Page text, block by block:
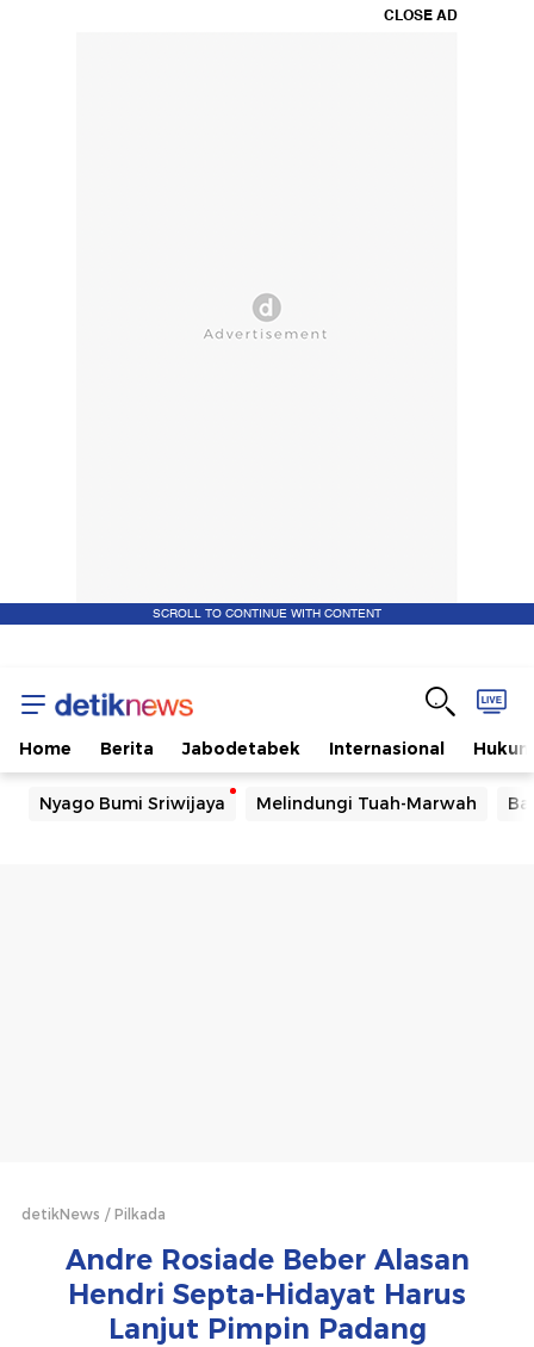
CLOSE AD
SCROLL TO CONTINUE WITH CONTENT
Home Berita Jabodetabek Internasional Hukum
Nyago Bumi Sriwijaya Melindungi Tuah-Marwah
detikNews Pilkada
Andre Rosiade Beber Alasan
Hendri Septa-Hidayat Harus
Lanjut Pimpin Padang